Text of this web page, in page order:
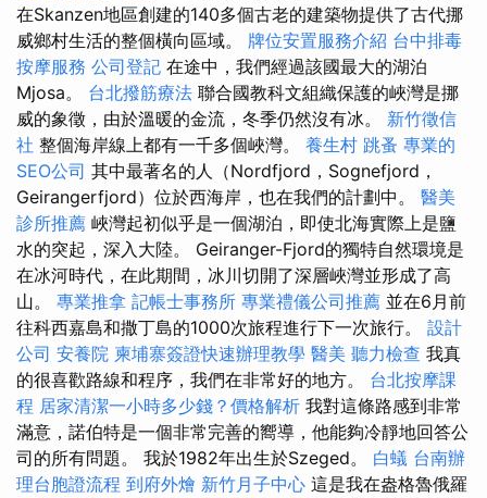
在Skanzen地區創建的140多個古老的建築物提供了古代挪
威鄉村生活的整個橫向區域。 牌位安置服務介紹 台中排毒
按摩服務 公司登記 在途中，我們經過該國最大的湖泊
Mjosa。 台北撥筋療法 聯合國教科文組織保護的峽灣是挪
威的象徵，由於溫暖的金流，冬季仍然沒有冰。 新竹徵信
社 整個海岸線上都有一千多個峽灣。 養生村 跳蚤 專業的
SEO公司 其中最著名的人（Nordfjord，Sognefjord，
Geirangerfjord）位於西海岸，也在我們的計劃中。 醫美
診所推薦 峽灣起初似乎是一個湖泊，即使北海實際上是鹽
水的突起，深入大陸。 Geiranger-Fjord的獨特自然環境是
在冰河時代，在此期間，冰川切開了深層峽灣並形成了高
山。 專業推拿 記帳士事務所 專業禮儀公司推薦 並在6月前
往科西嘉島和撒丁島的1000次旅程進行下一次旅行。 設計
公司 安養院 柬埔寨簽證快速辦理教學 醫美 聽力檢查 我真
的很喜歡路線和程序，我們在非常好的地方。 台北按摩課
程 居家清潔一小時多少錢？價格解析 我對這條路感到非常
滿意，諾伯特是一個非常完善的嚮導，他能夠冷靜地回答公
司的所有問題。 我於1982年出生於Szeged。 白蟻 台南辦
理台胞證流程 到府外燴 新竹月子中心 這是我在盎格魯俄羅